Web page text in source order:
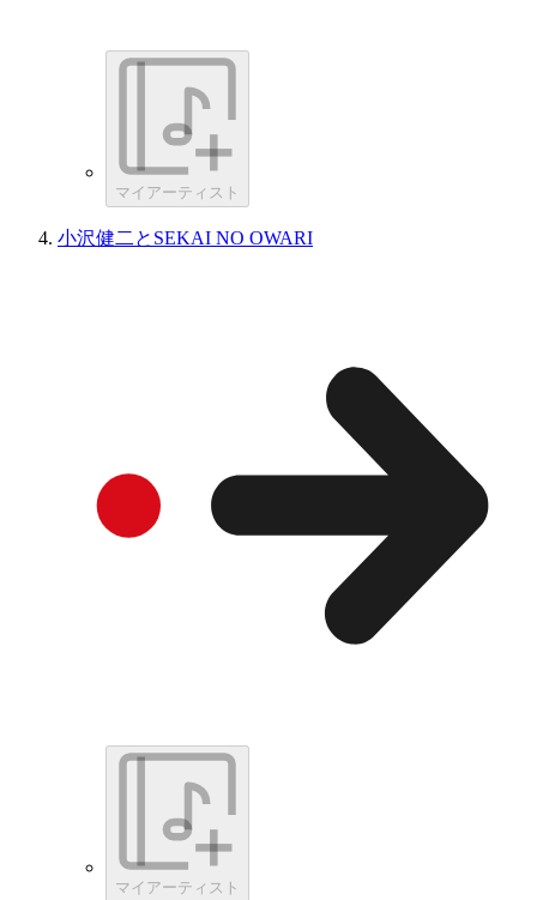
マイアーティスト
小沢健二とSEKAI NO OWARI
マイアーティスト